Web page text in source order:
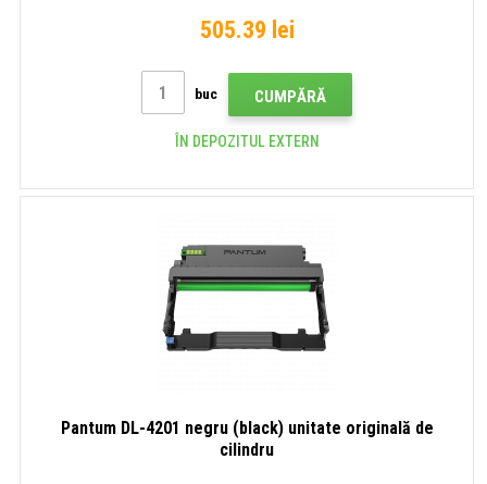
505.39 lei
buc CUMPĂRĂ
ÎN DEPOZITUL EXTERN
Pantum DL-4201 negru (black) unitate originală de
cilindru